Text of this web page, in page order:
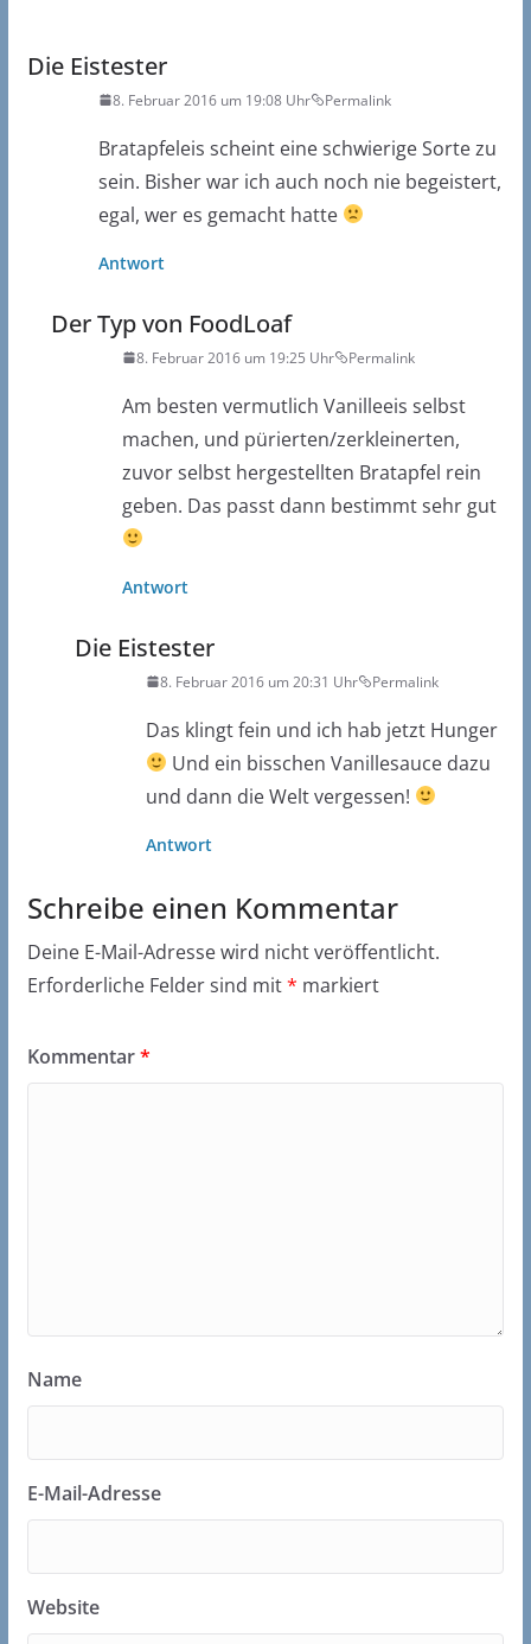
Die Eistester
8. Februar 2016 um 19:08 Uhr Permalink
Bratapfeleis scheint eine schwierige Sorte zu
sein. Bisher war ich auch noch nie begeistert,
egal, wer es gemacht hatte
Antwort
Der Typ von FoodLoaf
8. Februar 2016 um 19:25 Uhr Permalink
Am besten vermutlich Vanilleeis selbst
machen, und pürierten/zerkleinerten,
zuvor selbst hergestellten Bratapfel rein
geben. Das passt dann bestimmt sehr gut
Antwort
Die Eistester
8. Februar 2016 um 20:31 Uhr Permalink
Das klingt fein und ich hab jetzt Hunger
Und ein bisschen Vanillesauce dazu
und dann die Welt vergessen!
Antwort
Schreibe einen Kommentar
Deine E-Mail-Adresse wird nicht veröffentlicht.
Erforderliche Felder sind mit* markiert
Kommentar*
Name
E-Mail-Adresse
Website